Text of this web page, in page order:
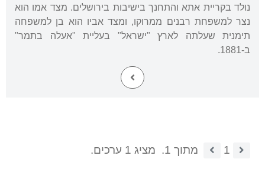
נולד בקריית אתא והתחנך בישיבות בירושלים. מצד אמו הוא
נצר למשפחת רבנים ממרוקו, ומצד אביו הוא בן למשפחה
תימנית שעלתה לארץ "ישראל" בעליית "אעלה בתמר"
ב-1881.
1 מתוך 1. מציג 1 ערכים.